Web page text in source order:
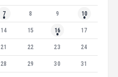
7 8 9 10
14 15 16 17
21 22 23 24
28 29 30 31